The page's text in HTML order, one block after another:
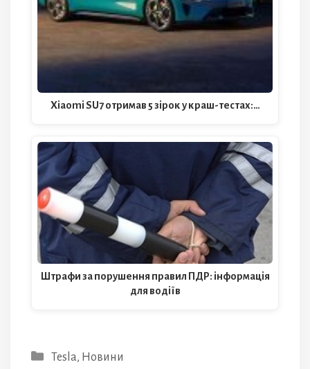
Xiaomi SU7 отримав 5 зірок у краш-тестах:…
Штрафи за порушення правил ПДР: інформація
для водіїв
Категорії
Tesla, Новини